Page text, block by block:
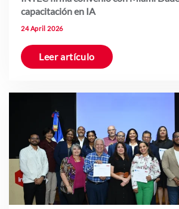
capacitación en IA
24 April 2026
Leer artículo